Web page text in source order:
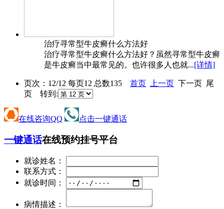
治疗寻常型牛皮癣什么方法好
治疗寻常型牛皮癣什么方法好？虽然寻常型牛皮癣
是牛皮癣当中最常见的。也许很多人也就...[详情]
页次：12/12 每页12 总数135 首页 上一页 下一页 尾
页 转到:
在线咨询QQ 点击一键通话
一键通话在线预约挂号平台
就诊姓名：
联系方式：
就诊时间：
病情描述：